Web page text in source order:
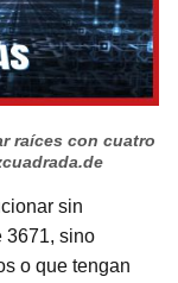
raíces con cuatro
sin
3671, sino
o que tengan